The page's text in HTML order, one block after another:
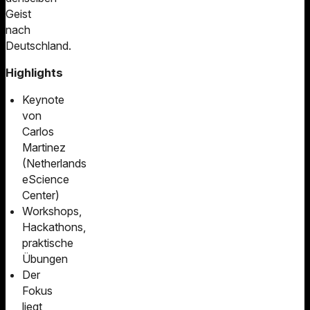
Geist
nach
Deutschland.
Highlights
Keynote
von
Carlos
Martinez
(Netherlands
eScience
Center)
Workshops,
Hackathons,
praktische
Übungen
Der
Fokus
liegt